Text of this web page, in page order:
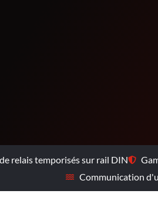
relais temporisés sur rail DIN
Communication